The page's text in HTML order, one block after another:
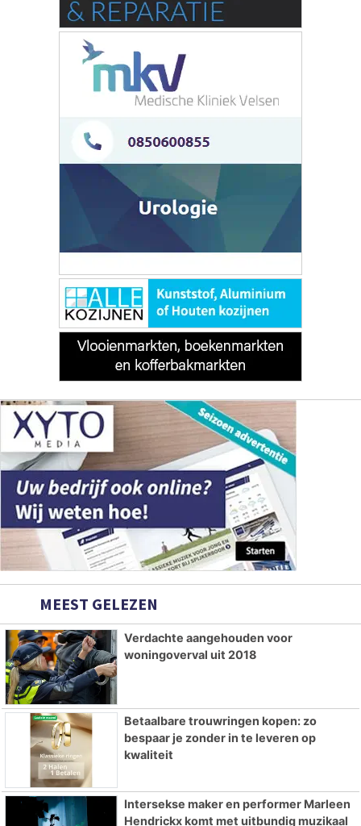
MEEST GELEZEN
Verdachte aangehouden voor
woningoverval uit 2018
Betaalbare trouwringen kopen: zo
bespaar je zonder in te leveren op
kwaliteit
Intersekse maker en performer Marleen
Hendrickx komt met uitbundig muzikaal